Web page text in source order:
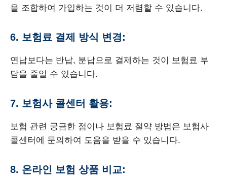
을 조합하여 가입하는 것이 더 저렴할 수 있습니다.
6. 보험료 결제 방식 변경:
연납보다는 반납, 분납으로 결제하는 것이 보험료 부
담을 줄일 수 있습니다.
7. 보험사 콜센터 활용:
보험 관련 궁금한 점이나 보험료 절약 방법은 보험사
콜센터에 문의하여 도움을 받을 수 있습니다.
8. 온라인 보험 상품 비교: